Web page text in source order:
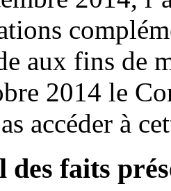
aux fins de
2014 le
accéder à
des faits